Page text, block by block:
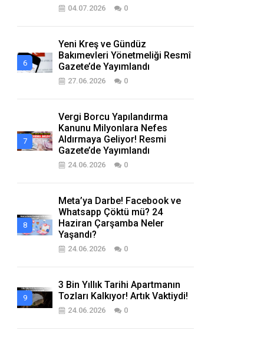
04.07.2026 0
Yeni Kreş ve Gündüz
Bakımevleri Yönetmeliği Resmî
Gazete’de Yayımlandı
27.06.2026 0
Vergi Borcu Yapılandırma
Kanunu Milyonlara Nefes
Aldırmaya Geliyor! Resmi
Gazete’de Yayımlandı
24.06.2026 0
Meta’ya Darbe! Facebook ve
Whatsapp Çöktü mü? 24
Haziran Çarşamba Neler
Yaşandı?
24.06.2026 0
3 Bin Yıllık Tarihi Apartmanın
Tozları Kalkıyor! Artık Vaktiydi!
24.06.2026 0